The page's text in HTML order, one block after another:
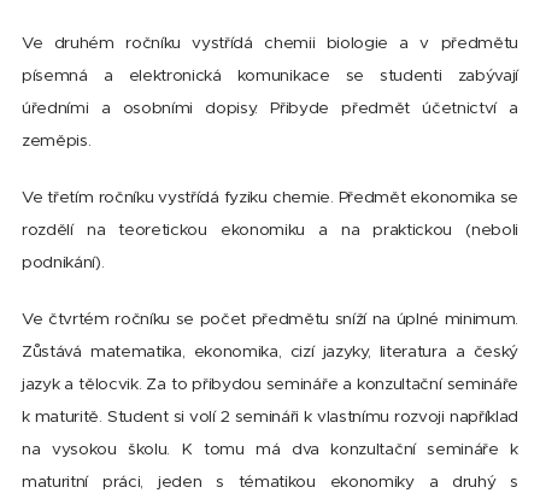
Ve druhém ročníku vystřídá chemii biologie a v předmětu
písemná a elektronická komunikace se studenti zabývají
úředními a osobními dopisy. Přibyde předmět účetnictví a
zeměpis.
Ve třetím ročníku vystřídá fyziku chemie. Předmět ekonomika se
rozdělí na teoretickou ekonomiku a na praktickou (neboli
podnikání).
Ve čtvrtém ročníku se počet předmětu sníží na úplné minimum.
Zůstává matematika, ekonomika, cizí jazyky, literatura a český
jazyk a tělocvik. Za to přibydou semináře a konzultační semináře
k maturitě. Student si volí 2 semináři k vlastnímu rozvoji například
na vysokou školu. K tomu má dva konzultační semináře k
maturitní práci, jeden s tématikou ekonomiky a druhý s